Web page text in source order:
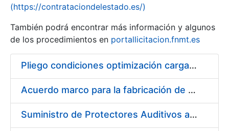
(https://contrataciondelestado.es/)
También podrá encontrar más información y algunos
de los procedimientos en portallicitacion.fnmt.es
Pliego condiciones optimización cargas compras firmado
Acuerdo marco para la fabricación de piezas
Suministro de Protectores Auditivos a medida para las personas trabajadoras de los Centros de Trabajo de Madrid y Burgos